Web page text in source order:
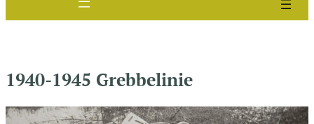
1940-1945 Grebbelinie